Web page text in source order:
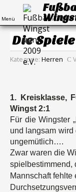
Menü
Die
Kategorie: Herren
1. Kreisklasse,
Wingst 2:1
Für die Wingster
und langsam wird
ungemütlich….
Zwar waren die
spielbestimmend,
Mannschaft fehlte